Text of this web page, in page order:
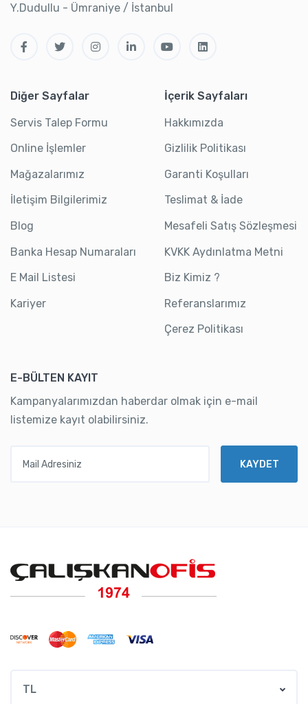
Y.Dudullu - Ümraniye / İstanbul
Diğer Sayfalar
Servis Talep Formu
Online İşlemler
Mağazalarımız
İletişim Bilgilerimiz
Blog
Banka Hesap Numaraları
E Mail Listesi
Kariyer
İçerik Sayfaları
Hakkımızda
Gizlilik Politikası
Garanti Koşulları
Teslimat & İade
Mesafeli Satış Sözleşmesi
KVKK Aydınlatma Metni
Biz Kimiz ?
Referanslarımız
Çerez Politikası
E-BÜLTEN KAYIT
Kampanyalarımızdan haberdar olmak için e-mail
listemize kayıt olabilirsiniz.
KAYDET
TL